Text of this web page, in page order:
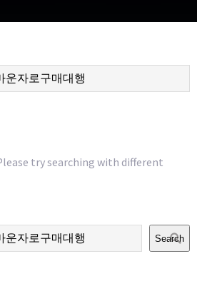
try searching with different
Search